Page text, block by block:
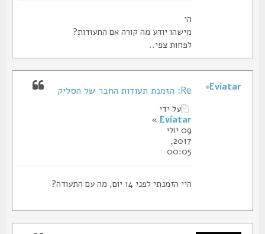
מישהו יודע מה קורה אם התעודות?
לפחות צפי..
Re: הזמנת תעודות החבר של הסליק
על ידי
Eviatar
»
09 יולי
2017,
00:05
היי הזמנתי לפני 14 יום, מה עם התעודה?
Eviatar